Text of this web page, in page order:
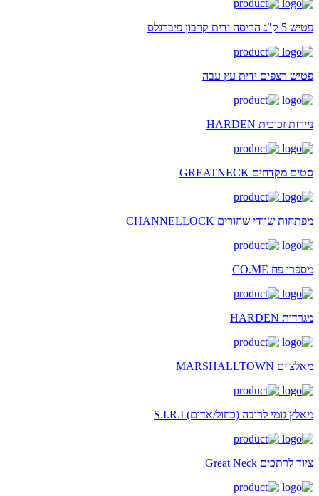
פטיש 5 ק"ג הריסה ידית קרבון פיברגלס
פטיש רצפים ידית עץ עבה
ניירות זכוכית HARDEN
סטים מקדחים GREATNECK
מפתחות שוודי שחורים CHANNELLOCK
מספרי פח CO.ME
מגרדות HARDEN
מאלצ'ים MARSHALLTOWN
מאלץ גומי לרובה (כחול/אדום) S.I.R.I
ציוד לרתכים Great Neck